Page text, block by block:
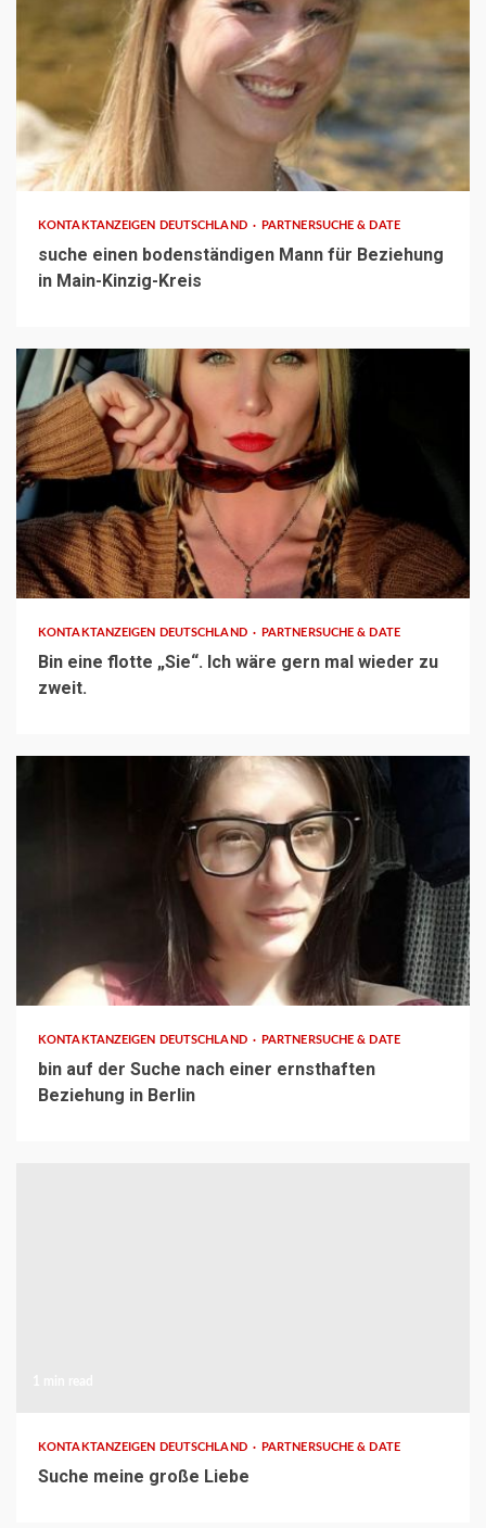
1 min read
KONTAKTANZEIGEN DEUTSCHLAND PARTNERSUCHE & DATE
suche einen bodenständigen Mann für Beziehung
in Main-Kinzig-Kreis
1 min read
KONTAKTANZEIGEN DEUTSCHLAND PARTNERSUCHE & DATE
Bin eine flotte „Sie“. Ich wäre gern mal wieder zu
zweit.
1 min read
KONTAKTANZEIGEN DEUTSCHLAND PARTNERSUCHE & DATE
bin auf der Suche nach einer ernsthaften
Beziehung in Berlin
KONTAKTANZEIGEN DEUTSCHLAND PARTNERSUCHE & DATE
Suche meine große Liebe